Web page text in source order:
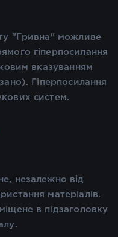
"Гривна" можливе
гіперпосилання
вказуванням
Гіперпосилання
систем.
незалежно від
матеріалів.
в підзаголовку